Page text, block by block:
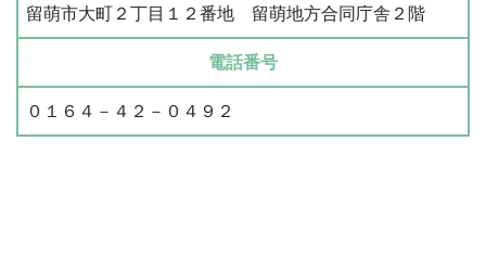
留萌市大町２丁目１２番地 留萌地方合同庁舎２階
電話番号
０１６４－４２－０４９２